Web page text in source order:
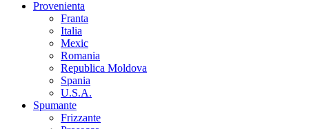
Provenienta
Franta
Italia
Mexic
Romania
Republica Moldova
Spania
U.S.A.
Spumante
Frizzante